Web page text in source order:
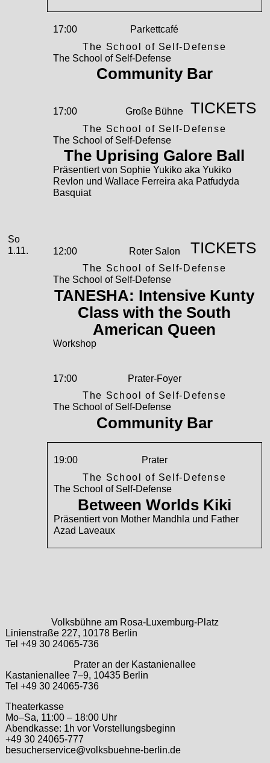
17:00
Parkettcafé
The School of Self-Defense
The School of Self-Defense
Community Bar
17:00
Große Bühne
The School of Self-Defense
The School of Self-Defense
The Uprising Galore Ball
Präsentiert von Sophie Yukiko aka Yukiko
Revlon und Wallace Ferreira aka Patfudyda
Basquiat
TICKETS
November
Sonntag, 01. November 2026
So
1.11.
12:00
Roter Salon
The School of Self-Defense
The School of Self-Defense
TANESHA: Intensive Kunty
Class with the South
American Queen
Workshop
TICKETS
17:00
Prater-Foyer
The School of Self-Defense
The School of Self-Defense
Community Bar
19:00
Prater
The School of Self-Defense
The School of Self-Defense
Between Worlds Kiki
Präsentiert von Mother Mandhla und Father
Azad Laveaux
Volksbühne am Rosa-Luxemburg-Platz
Linienstraße 227, 10178 Berlin
Tel +49 30 24065-736
Prater an der Kastanienallee
Kastanienallee 7–9, 10435 Berlin
Tel +49 30 24065-736
Theaterkasse
Mo–Sa, 11:00 – 18:00 Uhr
Abendkasse: 1h vor Vorstellungsbeginn
+49 30 24065-777
besucherservice@volksbuehne-berlin.de